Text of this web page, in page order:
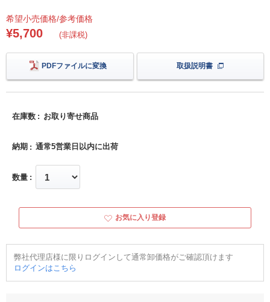
希望小売価格/参考価格
¥5,700 (非課税)
PDFファイルに変換 取扱説明書
在庫数 お取り寄せ商品
納期 通常5営業日以内に出荷
数量
お気に入り登録
弊社代理店様に限りログインして通常卸価格がご確認頂けます
ログインはこちら